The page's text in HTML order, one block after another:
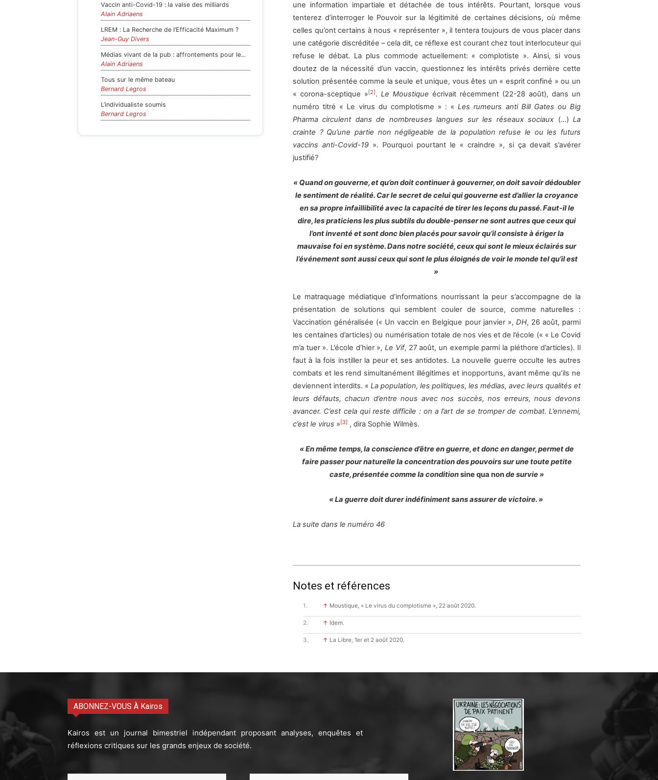
Vaccin anti-Covid-19 : la valse des milliards
Alain Adriaens
LREM : La Recherche de l’Efficacité Maximum ?
Jean-Guy Divers
Médias vivant de la pub : affrontements pour le...
Alain Adriaens
Tous sur le même bateau
Bernard Legros
L’individualiste soumis
Bernard Legros
une information impartiale et détachée de tous intérêts. Pourtant, lorsque vous
tenterez d’interroger le Pouvoir sur la légitimité de certaines décisions, où même
celles qu’ont certains à nous « représenter », il tentera toujours de vous placer dans
une catégorie discréditée – cela dit, ce réflexe est courant chez tout interlocuteur qui
refuse le débat. La plus commode actuellement: « complotiste ». Ainsi, si vous
doutez de la nécessité d’un vaccin, questionnez les intérêts privés derrière cette
solution présentée comme la seule et unique, vous êtes un « esprit confiné » ou un
« corona-sceptique »[2]. Le Moustique écrivait récemment (22-28 août), dans un
numéro titré « Le virus du complotisme » : «Les rumeurs anti Bill Gates ou Big
Pharma circulent dans de nombreuses langues sur les réseaux sociaux (…)La
crainte ? Qu’une partie non négligeable de la population refuse le ou les futurs
vaccins anti-Covid-19 ». Pourquoi pourtant le « craindre », si ça devait s’avérer
justifié?
« Quand on gouverne, et qu’on doit continuer à gouverner, on doit savoir dédoubler
le sentiment de réalité. Car le secret de celui qui gouverne est d’allier la croyance
en sa propre infaillibilité avec la capacité de tirer les leçons du passé. Faut-il le
dire, les praticiens les plus subtils du double-penser ne sont autres que ceux qui
l’ont inventé et sont donc bien placés pour savoir qu’il consiste à ériger la
mauvaise foi en système. Dans notre société, ceux qui sont le mieux éclairés sur
l’événement sont aussi ceux qui sont le plus éloignés de voir le monde tel qu’il est
»
Le matraquage médiatique d’informations nourrissant la peur s’accompagne de la
présentation de solutions qui semblent couler de source, comme naturelles :
Vaccination généralisée (« Un vaccin en Belgique pour janvier », DH, 26 août, parmi
les centaines d’articles) ou numérisation totale de nos vies et de l’école (« « Le Covid
m’a tuer ». L’école d’hier »,Le Vif, 27 août, un exemple parmi la pléthore d’articles). Il
faut à la fois instiller la peur et ses antidotes. La nouvelle guerre occulte les autres
combats et les rend simultanément illégitimes et inopportuns, avant même qu’ils ne
deviennent interdits. « La population, les politiques, les médias, avec leurs qualités et
leurs défauts, chacun d’entre nous avec nos succès, nos erreurs, nous devons
avancer. C’est cela qui reste difficile : on a l’art de se tromper de combat. L’ennemi,
c’est le virus »[3] , dira Sophie Wilmès.
« En même temps, la conscience d’être en guerre, et donc en danger, permet de
faire passer pour naturelle la concentration des pouvoirs sur une toute petite
caste, présentée comme la conditionsine qua nonde survie »
« La guerre doit durer indéfiniment sans assurer de victoire. »
La suite dans le numéro 46
Notes et références
↑ Moustique, « Le virus du complotisme », 22 août 2020.
↑ Idem.
↑ La Libre, 1er et 2 août 2020.
ABONNEZ-VOUS À Kairos
Kairos est un journal bimestriel indépendant proposant analyses, enquêtes et
réflexions critiques sur les grands enjeux de société.